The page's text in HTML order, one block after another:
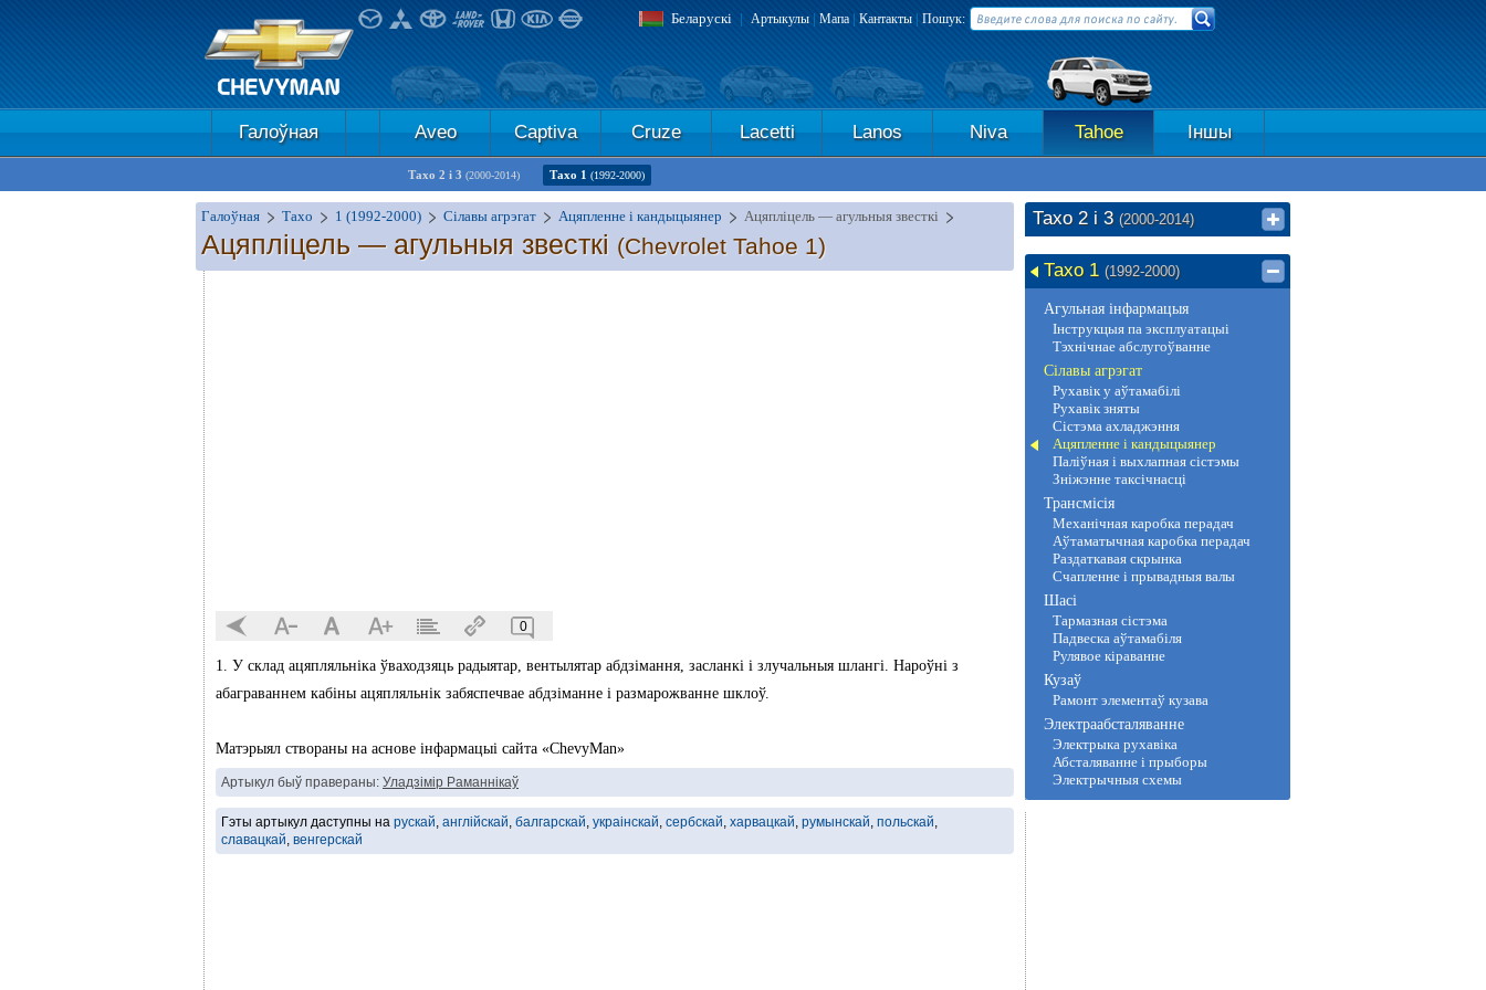
Беларускі | Артыкулы | Мапа | Кантакты | Пошук:
Галоўная Aveo Captiva Cruze Lacetti Lanos Niva Tahoe Іншы
Тахо 2 і 3 (2000-2014) Тахо 1 (1992-2000)
Галоўная Тахо 1 (1992-2000) Сілавы агрэгат Ацяпленне і кандыцыянер Ацяпліцель — агульныя звесткі
Ацяпліцель — агульныя звесткі (Chevrolet Tahoe 1)
0
1. У склад ацяпляльніка ўваходзяць радыятар, вентылятар абдзімання, засланкі і злучальныя шлангі. Нароўні з
абаграваннем кабіны ацяпляльнік забяспечвае абдзіманне і размарожванне шклоў.
Матэрыял створаны на аснове інфармацыі сайта «ChevyMan»
Артыкул быў правераны: Уладзімір Раманнікаў
Гэты артыкул даступны на рускай, англійскай, балгарскай, украінскай, сербскай, харвацкай, румынскай, польскай,
славацкай, венгерскай
Тахо 2 і 3 (2000-2014)
Тахо 1 (1992-2000)
Агульная інфармацыя
Інструкцыя па эксплуатацыі
Тэхнічнае абслугоўванне
Сілавы агрэгат
Рухавік у аўтамабілі
Рухавік зняты
Сістэма ахладжэння
Ацяпленне і кандыцыянер
Паліўная і выхлапная сістэмы
Зніжэнне таксічнасці
Трансмісія
Механічная каробка перадач
Аўтаматычная каробка перадач
Раздаткавая скрынка
Счапленне і прывадныя валы
Шасі
Тармазная сістэма
Падвеска аўтамабіля
Рулявое кіраванне
Кузаў
Рамонт элементаў кузава
Электраабсталяванне
Электрыка рухавіка
Абсталяванне і прыборы
Электрычныя схемы